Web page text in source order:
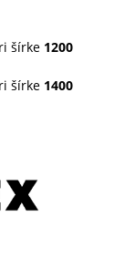
šírke 1200
šírke 1400